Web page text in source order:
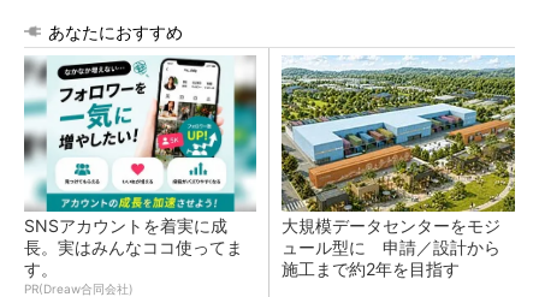
あなたにおすすめ
SNSアカウントを着実に成
長。実はみんなココ使ってま
す。
PR(Dreaw合同会社)
大規模データセンターをモジ
ュール型に 申請／設計から
施工まで約2年を目指す